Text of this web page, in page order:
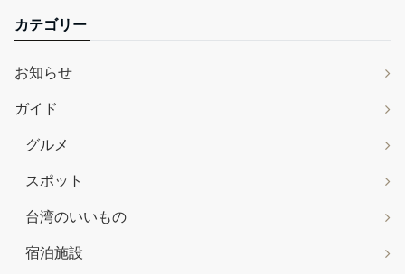
カテゴリー
お知らせ
ガイド
グルメ
スポット
台湾のいいもの
宿泊施設